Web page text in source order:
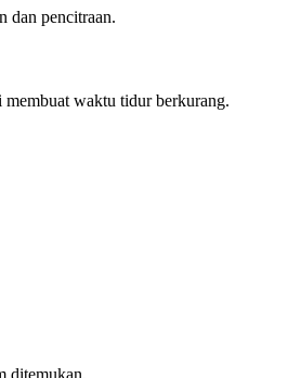
dan pencitraan.
membuat waktu tidur berkurang.
ditemukan.